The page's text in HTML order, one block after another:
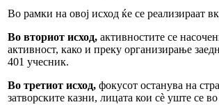
Во рамки на овој исход ќе се реализираат
Во вториот исход, активностите се
активност, како и преку организирање
401 учесник.
Во третиот исход, фокусот останува на
затворските казни, лицата кои сè уште се